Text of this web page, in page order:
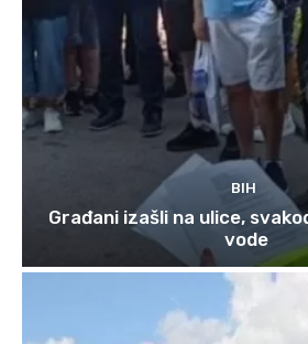
BIH
Građani izašli na ulice,
vode